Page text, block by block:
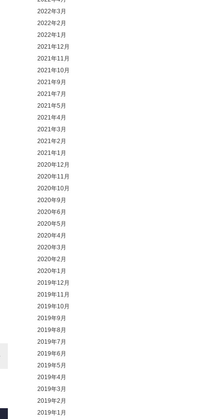
2022年3月
2022年2月
2022年1月
2021年12月
2021年11月
2021年10月
2021年9月
2021年7月
2021年5月
2021年4月
2021年3月
2021年2月
2021年1月
2020年12月
2020年11月
2020年10月
2020年9月
2020年6月
2020年5月
2020年4月
2020年3月
2020年2月
2020年1月
2019年12月
2019年11月
2019年10月
2019年9月
2019年8月
2019年7月
2019年6月
2019年5月
2019年4月
2019年3月
2019年2月
2019年1月